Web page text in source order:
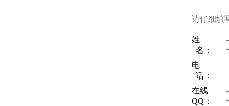
请仔细填
姓
名：
电
话：
在线
QQ：